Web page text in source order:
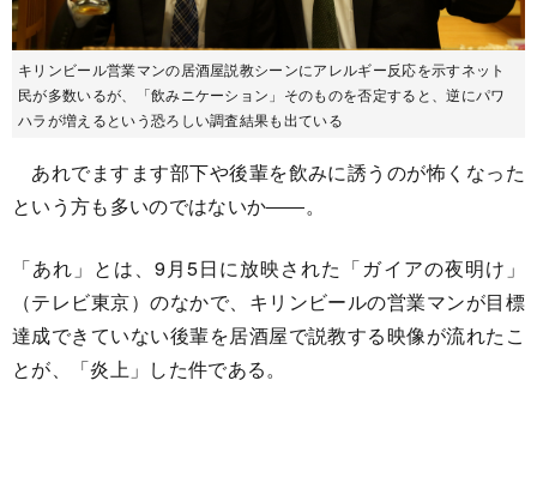
キリンビール営業マンの居酒屋説教シーンにアレルギー反応を示すネット
民が多数いるが、「飲みニケーション」そのものを否定すると、逆にパワ
ハラが増えるという恐ろしい調査結果も出ている
あれでますます部下や後輩を飲みに誘うのが怖くなった
という方も多いのではないか――。
「あれ」とは、9月5日に放映された「ガイアの夜明け」
（テレビ東京）のなかで、キリンビールの営業マンが目標
達成できていない後輩を居酒屋で説教する映像が流れたこ
とが、「炎上」した件である。